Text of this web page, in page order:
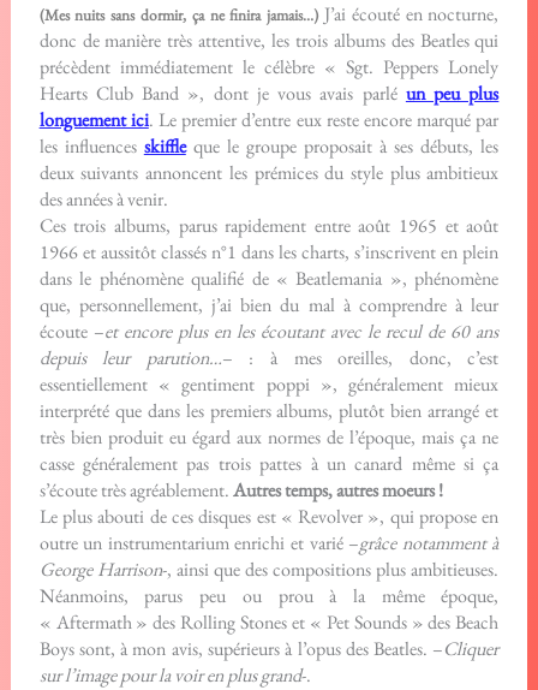
(Mes nuits sans dormir, ça ne finira jamais…) J’ai écouté en nocturne,
donc de manière très attentive, les trois albums des Beatles qui
précèdent immédiatement le célèbre « Sgt. Peppers Lonely
Hearts Club Band », dont je vous avais parlé un peu plus
longuement ici. Le premier d’entre eux reste encore marqué par
les influences skiffleque le groupe proposait à ses débuts, les
deux suivants annoncent les prémices du style plus ambitieux
des années à venir.
Ces trois albums, parus rapidement entre août 1965 et août
1966 et aussitôt classés n°1 dans les charts, s’inscrivent en plein
dans le phénomène qualifié de « Beatlemania », phénomène
que, personnellement, j’ai bien du mal à comprendre à leur
écoute –et encore plus en les écoutant avec le recul de 60 ans
depuis leur parution…– : à mes oreilles, donc, c’est
essentiellement « gentiment poppi », généralement mieux
interprété que dans les premiers albums, plutôt bien arrangé et
très bien produit eu égard aux normes de l’époque, mais ça ne
casse généralement pas trois pattes à un canard même si ça
s’écoute très agréablement.Autres temps, autres moeurs !
Le plus abouti de ces disques est « Revolver », qui propose en
outre un instrumentarium enrichi et varié –grâce notamment à
George Harrison-, ainsi que des compositions plus ambitieuses.
Néanmoins, parus peu ou prou à la même époque,
« Aftermath » des Rolling Stones et « Pet Sounds » des Beach
Boys sont, à mon avis, supérieurs à l’opus des Beatles. –Cliquer
sur l’image pour la voir en plus grand-.